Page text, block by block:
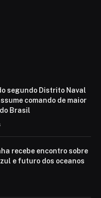
segundo Distrito Naval
comando de maior
Brasil
recebe encontro sobre
e futuro dos oceanos